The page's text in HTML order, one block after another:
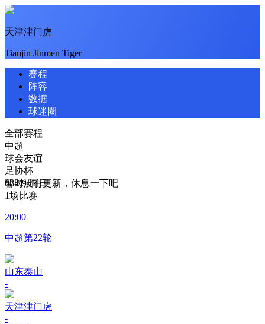
天津津门虎
Tianjin Jinmen Tiger
赛程
阵容
数据
球迷圈
全部赛程
中超
球会友谊
足协杯
暂时没有更新，休息一下吧
08-09/周日
1场比赛
20:00
中超第22轮
山东泰山
-
天津津门虎
-